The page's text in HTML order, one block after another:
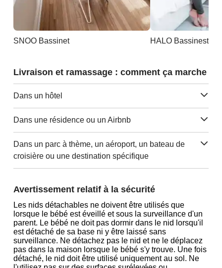
SNOO Bassinet
Livraison et ramassage : comment ça marche
Dans un hôtel
Dans une résidence ou un Airbnb
Dans un parc à thème, un aéroport, un bateau de
croisière ou une destination spécifique
Avertissement relatif à la sécurité
Les nids détachables ne doivent être utilisés que
lorsque le bébé est éveillé et sous la surveillance d'un
parent. Le bébé ne doit pas dormir dans le nid lorsqu'il
est détaché de sa base ni y être laissé sans
surveillance. Ne détachez pas le nid et ne le déplacez
pas dans la maison lorsque le bébé s'y trouve. Une fois
détaché, le nid doit être utilisé uniquement au sol. Ne